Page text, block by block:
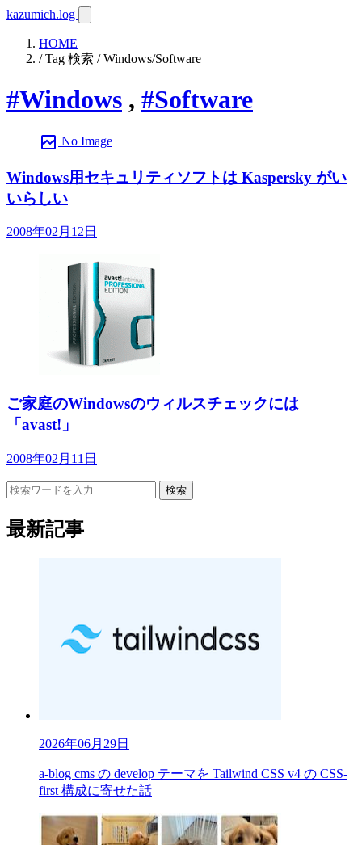
kazumich.log
HOME
/ Tag 検索 / Windows/Software
#Windows , #Software
broken_image No Image
Windows用セキュリティソフトは Kaspersky がい
いらしい
2008年02月12日
ご家庭のWindowsのウィルスチェックには
「avast!」
2008年02月11日
検索
最新記事
2026年06月29日
a-blog cms の develop テーマを Tailwind CSS v4 の CSS-
first 構成に寄せた話